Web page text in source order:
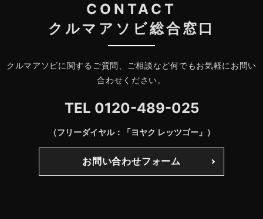
CONTACT
クルマアソビ総合窓口
クルマアソビに関するご質問、ご相談など何でもお気軽にお問い
合わせください。
TEL 0120-489-025
（フリーダイヤル：「ヨヤク レッツゴー」）
お問い合わせフォーム